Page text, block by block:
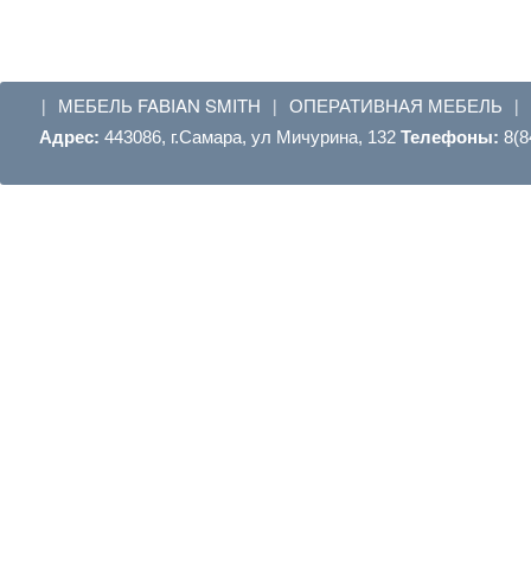
| МЕБЕЛЬ FABIAN SMITH | ОПЕРАТИВНАЯ МЕБЕЛЬ |
Адрес: 443086, г.Самара, ул Мичурина, 132 Телефоны: